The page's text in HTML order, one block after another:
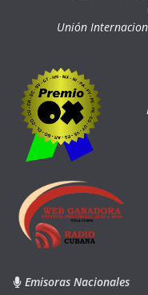
Unión
Emisoras Nacionales